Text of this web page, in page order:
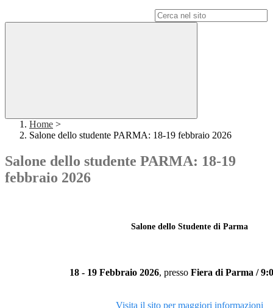
Home >
Salone dello studente PARMA: 18-19 febbraio 2026
Salone dello studente PARMA: 18-19
febbraio 2026
Salone dello Studente di Parma
18 - 19 Febbraio 2026, presso Fiera di Parma /
Visita il sito per maggiori informazioni